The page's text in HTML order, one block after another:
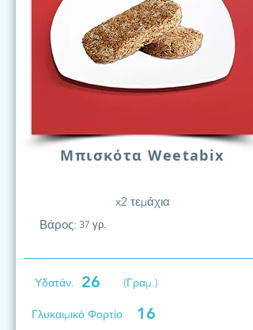
Μπισκότα Weetabix
x2 τεμάχια
Βάρος: 37 γρ.
Υδατάν. 26 (Γραμ.)
Γλυκαιμικό Φορτίο 16